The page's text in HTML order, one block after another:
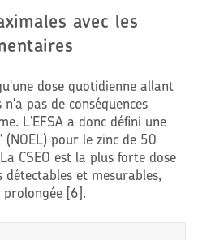
avec les
dose quotidienne allant
pas de conséquences
L'EFSA a donc défini une
(NOEL) pour le zinc de 50
CSEO est la plus forte dose
et mesurables,
prolongée [6].